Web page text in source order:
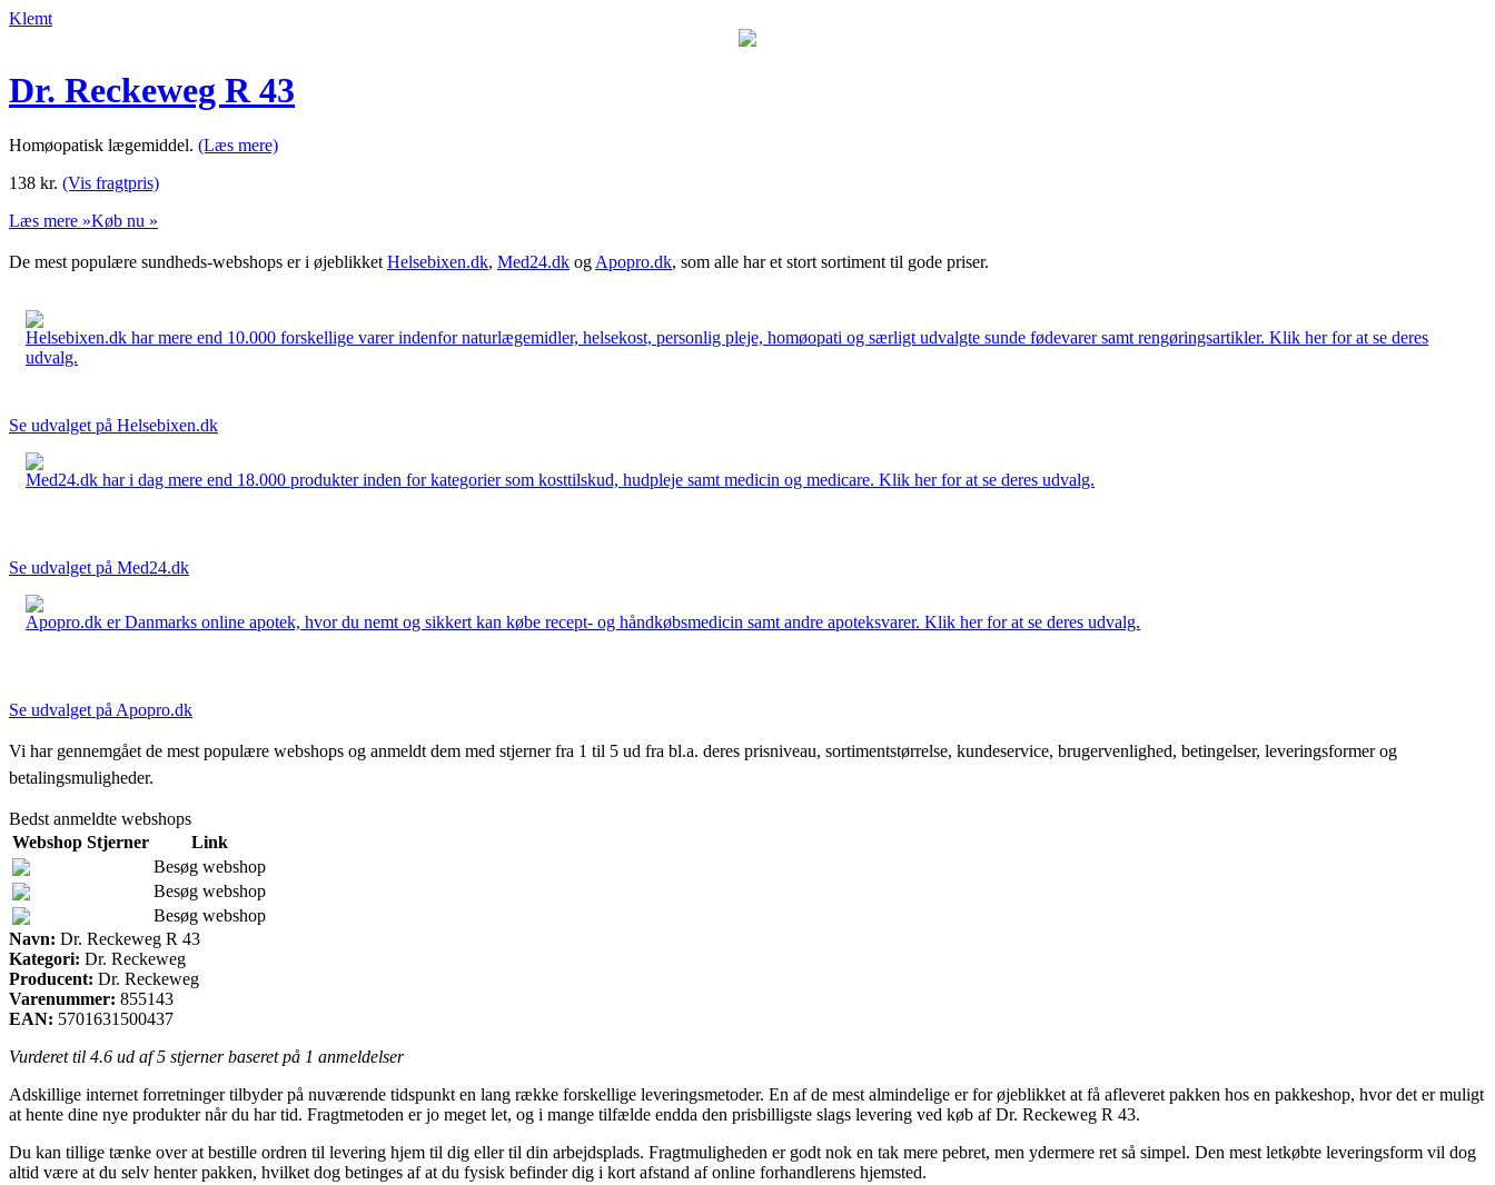
Klemt
Dr. Reckeweg R 43
Homøopatisk lægemiddel. (Læs mere)
138 kr. (Vis fragtpris)
Læs mere »Køb nu »
De mest populære sundheds-webshops er i øjeblikket Helsebixen.dk, Med24.dk og Apopro.dk, som alle har et stort sortiment til gode priser.
Helsebixen.dk har mere end 10.000 forskellige varer indenfor naturlægemidler, helsekost, personlig pleje, homøopati og særligt udvalgte sunde fødevarer samt rengøringsartikler. Klik her for at se deres
udvalg.
Se udvalget på Helsebixen.dk
Med24.dk har i dag mere end 18.000 produkter inden for kategorier som kosttilskud, hudpleje samt medicin og medicare. Klik her for at se deres udvalg.
Se udvalget på Med24.dk
Apopro.dk er Danmarks online apotek, hvor du nemt og sikkert kan købe recept- og håndkøbsmedicin samt andre apoteksvarer. Klik her for at se deres udvalg.
Se udvalget på Apopro.dk
Vi har gennemgået de mest populære webshops og anmeldt dem med stjerner fra 1 til 5 ud fra bl.a. deres prisniveau, sortimentstørrelse, kundeservice, brugervenlighed, betingelser, leveringsformer og
betalingsmuligheder.
Bedst anmeldte webshops
Webshop Stjerner
Link
Besøg webshop
Besøg webshop
Besøg webshop
Navn: Dr. Reckeweg R 43
Kategori: Dr. Reckeweg
Producent: Dr. Reckeweg
Varenummer: 855143
EAN: 5701631500437
Vurderet til 4.6 ud af 5 stjerner baseret på 1 anmeldelser
Adskillige internet forretninger tilbyder på nuværende tidspunkt en lang række forskellige leveringsmetoder. En af de mest almindelige er for øjeblikket at få afleveret pakken hos en pakkeshop, hvor det er muligt
at hente dine nye produkter når du har tid. Fragtmetoden er jo meget let, og i mange tilfælde endda den prisbilligste slags levering ved køb af Dr. Reckeweg R 43.
Du kan tillige tænke over at bestille ordren til levering hjem til dig eller til din arbejdsplads. Fragtmuligheden er godt nok en tak mere pebret, men ydermere ret så simpel. Den mest letkøbte leveringsform vil dog
altid være at du selv henter pakken, hvilket dog betinges af at du fysisk befinder dig i kort afstand af online forhandlerens hjemsted.